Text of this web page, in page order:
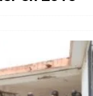
de Football (CAF) à
à la succession d’Infantino à
reçoit le milliardaire
une bouffée d’oxygène
défenseur de l’Italie et